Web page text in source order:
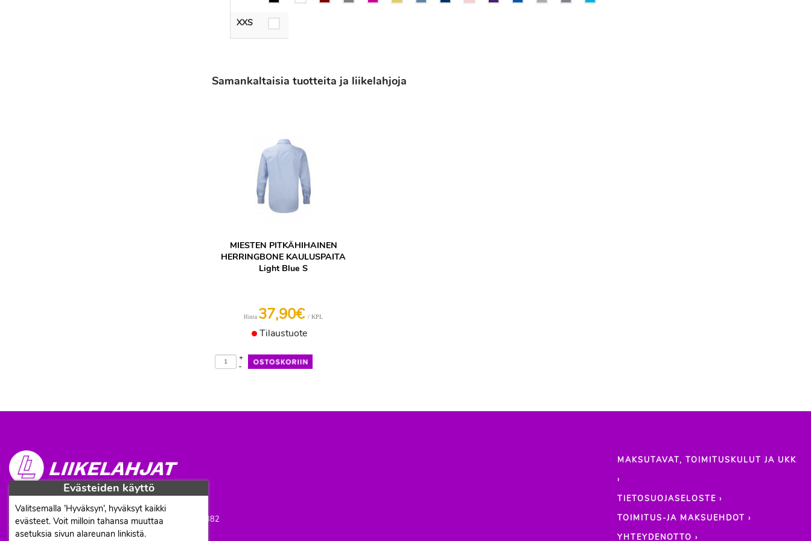
XXS
Samankaltaisia tuotteita ja liikelahjoja
MIESTEN PITKÄHIHAINEN
HERRINGBONE KAULUSPAITA
Light Blue S
Hinta 37,90€ / KPL
Tilaustuote
-
+
Proficient Co OyFI07452333
Ma-To 8-16, Pe 8-15 | info@liikelahjat.fi | Puh: 050 341 0382
MAKSUTAVAT, TOIMITUSKULUT JA UKK
›
TIETOSUOJASELOSTE ›
TOIMITUS-JA MAKSUEHDOT ›
YHTEYDENOTTO ›
Evästeiden käyttö
Valitsemalla ’Hyväksyn’, hyväksyt kaikki
evästeet. Voit milloin tahansa muuttaa
asetuksia sivun alareunan linkistä.